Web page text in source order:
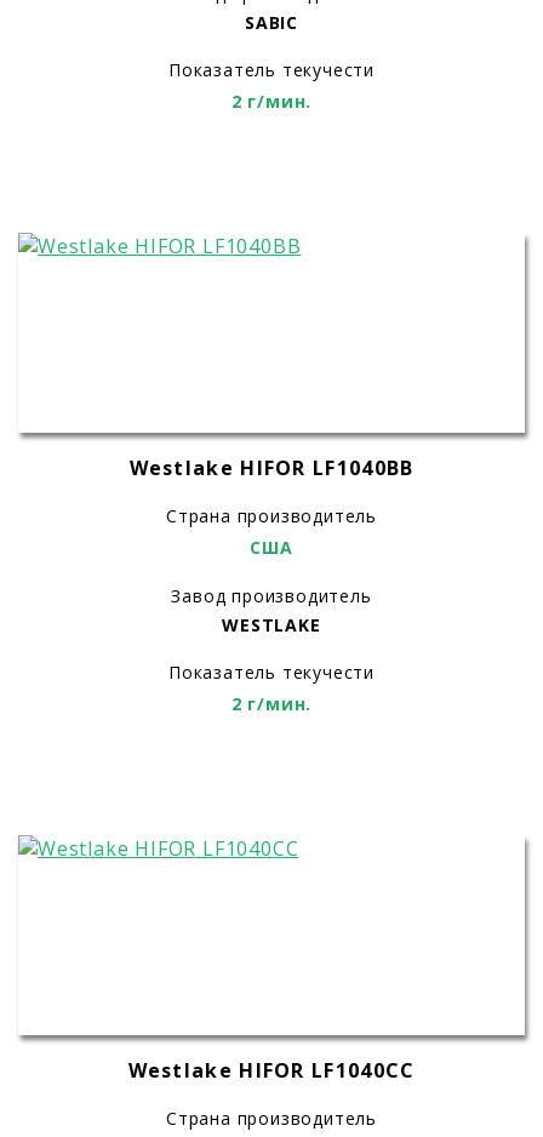
SABIC
Показатель текучести
2 г/мин.
Westlake HIFOR LF1040BB
Страна производитель
США
Завод производитель
WESTLAKE
Показатель текучести
2 г/мин.
Westlake HIFOR LF1040CC
Страна производитель